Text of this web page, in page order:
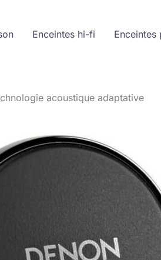
Enceintes hi-fi Enceintes
acoustique adaptative